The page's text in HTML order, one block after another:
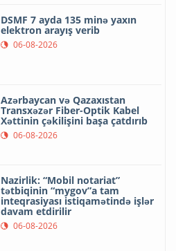
DSMF 7 ayda 135 minə yaxın
elektron arayış verib
06-08-2026
Azərbaycan və Qazaxıstan
Transxəzər Fiber-Optik Kabel
Xəttinin çəkilişini başa çatdırıb
06-08-2026
Nazirlik: “Mobil notariat”
tətbiqinin “mygov”a tam
inteqrasiyası istiqamətində işlər
davam etdirilir
06-08-2026